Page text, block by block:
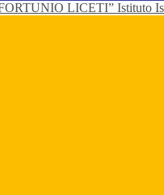
Istituto